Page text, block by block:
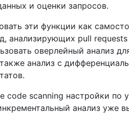
и оценки запросов.
эти функции как
анализирующих pull
оверлейный анализ
анализ с
code scanning настройки по
анализ уже